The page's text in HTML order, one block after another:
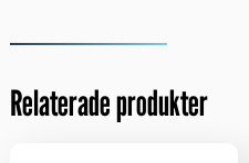
Relaterade produkter